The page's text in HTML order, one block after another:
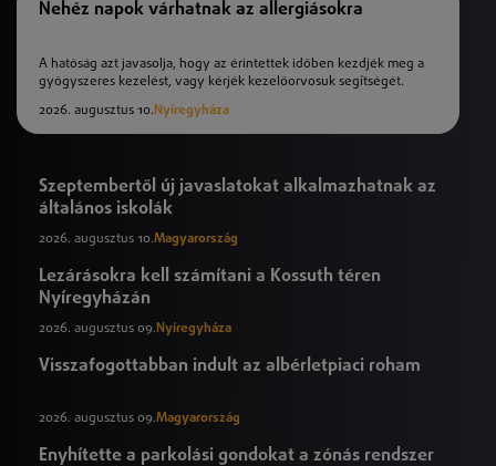
Nehéz napok várhatnak az allergiásokra
A hatóság azt javasolja, hogy az érintettek időben kezdjék meg a
gyógyszeres kezelést, vagy kérjék kezelőorvosuk segítségét.
2026. augusztus 10. Nyíregyháza
Szeptembertől új javaslatokat alkalmazhatnak az
általános iskolák
2026. augusztus 10.Magyarország
Lezárásokra kell számítani a Kossuth téren
Nyíregyházán
2026. augusztus 09. Nyíregyháza
Visszafogottabban indult az albérletpiaci roham
2026. augusztus 09.Magyarország
Enyhítette a parkolási gondokat a zónás rendszer